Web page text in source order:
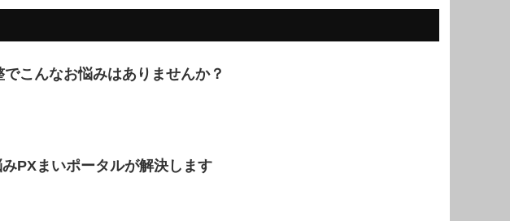
でこんなお悩みはありませんか？
PXまいポータルが解決します